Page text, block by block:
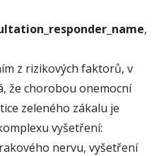
,
z rizikových faktorů, v
že chorobou onemocní
zeleného zákalu je
vyšetření:
nervu, vyšetření